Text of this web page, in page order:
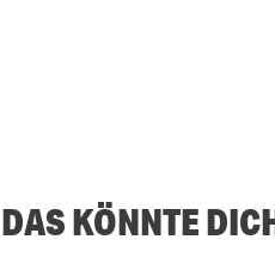
DAS KÖNNTE